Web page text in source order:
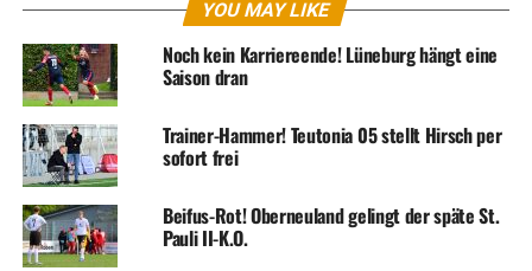
YOU MAY LIKE
Noch kein Karriereende! Lüneburg hängt eine
Saison dran
Trainer-Hammer! Teutonia 05 stellt Hirsch per
sofort frei
Beifus-Rot! Oberneuland gelingt der späte St.
Pauli II-K.O.